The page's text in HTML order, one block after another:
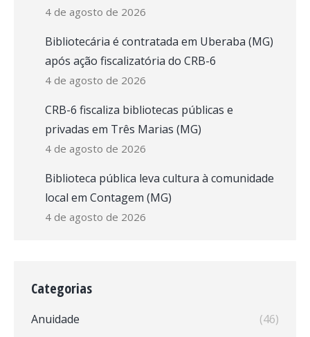
4 de agosto de 2026
Bibliotecária é contratada em Uberaba (MG)
após ação fiscalizatória do CRB-6
4 de agosto de 2026
CRB-6 fiscaliza bibliotecas públicas e
privadas em Três Marias (MG)
4 de agosto de 2026
Biblioteca pública leva cultura à comunidade
local em Contagem (MG)
4 de agosto de 2026
Categorias
Anuidade
(46)